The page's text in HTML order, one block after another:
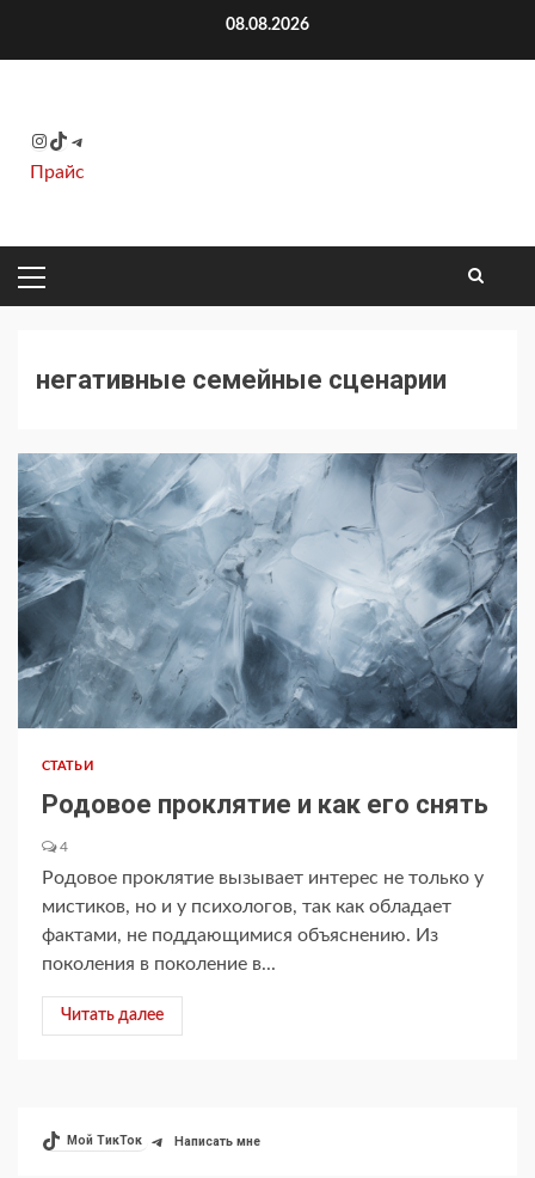
08.08.2026
Instagram
TikTok
Telegram
Прайс
ОСНОВНОЕ
МЕНЮ
негативные семейные сценарии
СТАТЬИ
Родовое проклятие и как его снять
4
Родовое проклятие вызывает интерес не только у
мистиков, но и у психологов, так как обладает
фактами, не поддающимися объяснению. Из
поколения в поколение в...
Читать далее
Мой ТикТок Написать мне